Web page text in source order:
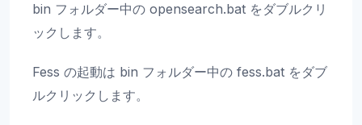
bin フォルダー中の opensearch.bat をダブルクリ
ックします。
Fess の起動は bin フォルダー中の fess.bat をダブ
ルクリックします。